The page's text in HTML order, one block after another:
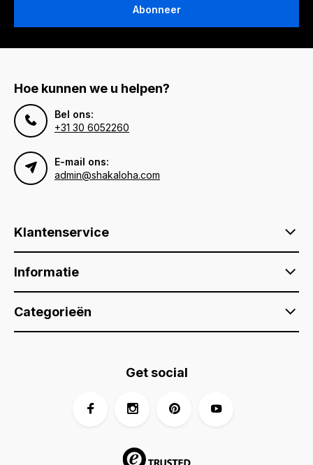
Abonneer
Hoe kunnen we u helpen?
Bel ons:
+31 30 6052260
E-mail ons:
admin@shakaloha.com
Klantenservice
Informatie
Categorieën
Get social